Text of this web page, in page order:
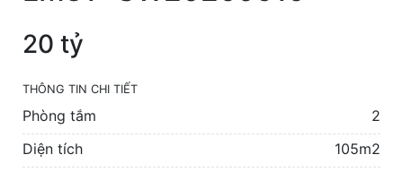
20 tỷ
THÔNG TIN CHI TIẾT
Phòng tắm
2
Diện tích
105m2